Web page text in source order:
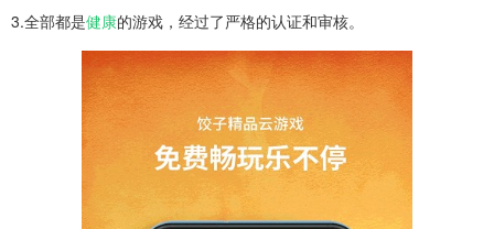
3.全部都是健康的游戏，经过了严格的认证和审核。